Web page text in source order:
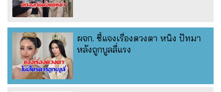
ผจก. ชี้แจงเรื่องดวงตา หนิง ปัทมา
หลังถูกบูลลี่แรง